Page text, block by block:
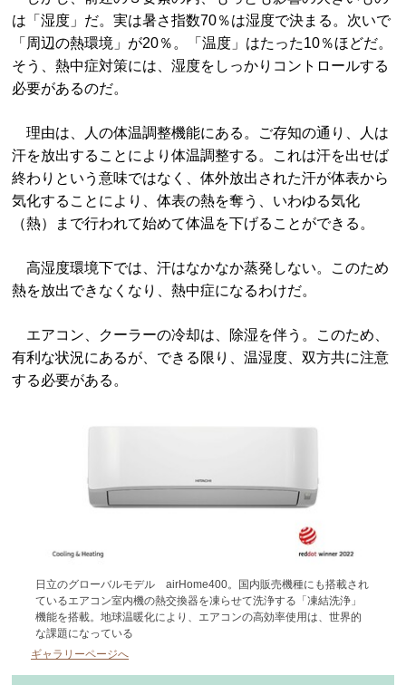
は「湿度」だ。実は暑さ指数70％は湿度で決まる。次いで
「周辺の熱環境」が20％。「温度」はたった10％ほどだ。
そう、熱中症対策には、湿度をしっかりコントロールする
必要があるのだ。
理由は、人の体温調整機能にある。ご存知の通り、人は
汗を放出することにより体温調整する。これは汗を出せば
終わりという意味ではなく、体外放出された汗が体表から
気化することにより、体表の熱を奪う、いわゆる気化
（熱）まで行われて始めて体温を下げることができる。
高湿度環境下では、汗はなかなか蒸発しない。このため
熱を放出できなくなり、熱中症になるわけだ。
エアコン、クーラーの冷却は、除湿を伴う。このため、
有利な状況にあるが、できる限り、温湿度、双方共に注意
する必要がある。
日立のグローバルモデル airHome400。国内販売機種にも搭載され
ているエアコン室内機の熱交換器を凍らせて洗浄する「凍結洗浄」
機能を搭載。地球温暖化により、エアコンの高効率使用は、世界的
な課題になっている
ギャラリーページへ